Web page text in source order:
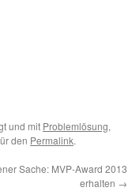
und mit Problemlösung,
den Permalink.
Sache: MVP-Award 2013
erhalten →